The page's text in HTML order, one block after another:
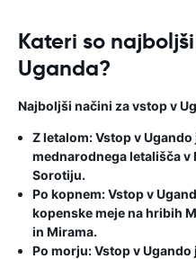
Kateri so
Uganda?
Najboljši načini za vstop v
Z letalom: Vstop v
mednarodnega letališča v
Sorotiju.
Po kopnem: Vstop v
kopenske meje na hribih
in Mirama.
Po morju: Vstop v